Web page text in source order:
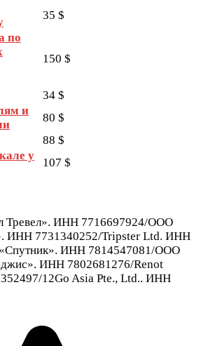
35 $
по
150 $
34 $
и
80 $
88 $
у
107 $
Тревел». ИНН 7716697924/ООО
ИНН 7731340252/Tripster Ltd. ИНН
ИНН 7814547081/ООО
ИНН 7802681276/Renot
12Go Asia Pte., Ltd.. ИНН